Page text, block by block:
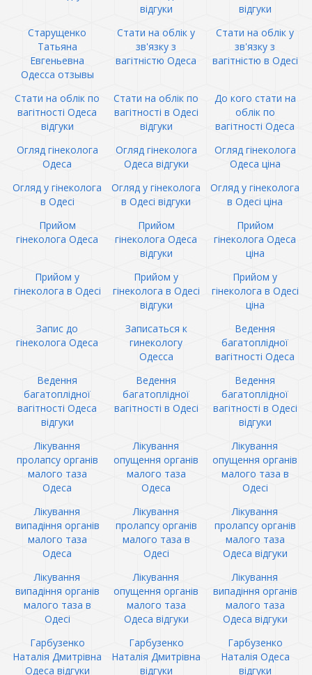
відгуки
відгуки
Старущенко
Татьяна
Евгеньевна
Одесса отзывы
Стати на облік у
зв'язку з
вагітністю Одеса
Стати на облік у
зв'язку з
вагітністю в Одесі
Стати на облік по
вагітності Одеса
відгуки
Стати на облік по
вагітності в Одесі
відгуки
До кого стати на
облік по
вагітності Одеса
Огляд гінеколога
Одеса
Огляд гінеколога
Одеса відгуки
Огляд гінеколога
Одеса ціна
Огляд у гінеколога
в Одесі
Огляд у гінеколога
в Одесі відгуки
Огляд у гінеколога
в Одесі ціна
Прийом
гінеколога Одеса
Прийом
гінеколога Одеса
відгуки
Прийом
гінеколога Одеса
ціна
Прийом у
гінеколога в Одесі
Прийом у
гінеколога в Одесі
відгуки
Прийом у
гінеколога в Одесі
ціна
Запис до
гінеколога Одеса
Записаться к
гинекологу
Одесса
Ведення
багатоплідної
вагітності Одеса
Ведення
багатоплідної
вагітності Одеса
відгуки
Ведення
багатоплідної
вагітності в Одесі
Ведення
багатоплідної
вагітності в Одесі
відгуки
Лікування
пролапсу органів
малого таза
Одеса
Лікування
опущення органів
малого таза
Одеса
Лікування
опущення органів
малого таза в
Одесі
Лікування
випадіння органів
малого таза
Одеса
Лікування
пролапсу органів
малого таза в
Одесі
Лікування
пролапсу органів
малого таза
Одеса відгуки
Лікування
випадіння органів
малого таза в
Одесі
Лікування
опущення органів
малого таза
Одеса відгуки
Лікування
випадіння органів
малого таза
Одеса відгуки
Гарбузенко
Наталія Дмитрівна
Одеса відгуки
Гарбузенко
Наталія Дмитрівна
відгуки
Гарбузенко
Наталія Одеса
відгуки